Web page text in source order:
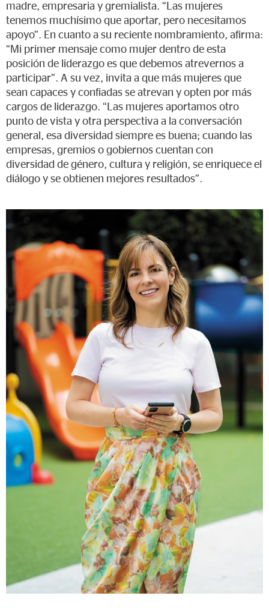
madre, empresaria y gremialista. “Las mujeres
tenemos muchísimo que aportar, pero necesitamos
apoyo”. En cuanto a su reciente nombramiento, afirma:
“Mi primer mensaje como mujer dentro de esta
posición de liderazgo es que debemos atrevernos a
participar”. A su vez, invita a que más mujeres que
sean capaces y confiadas se atrevan y opten por más
cargos de liderazgo. “Las mujeres aportamos otro
punto de vista y otra perspectiva a la conversación
general, esa diversidad siempre es buena; cuando las
empresas, gremios o gobiernos cuentan con
diversidad de género, cultura y religión, se enriquece el
diálogo y se obtienen mejores resultados”.